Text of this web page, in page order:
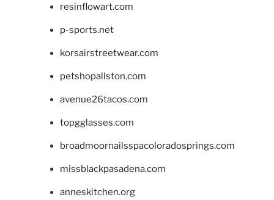
resinflowart.com
p-sports.net
korsairstreetwear.com
petshopallston.com
avenue26tacos.com
topgglasses.com
broadmoornailsspacoloradosprings.com
missblackpasadena.com
anneskitchen.org